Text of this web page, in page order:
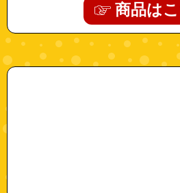
商品は
"h5128"